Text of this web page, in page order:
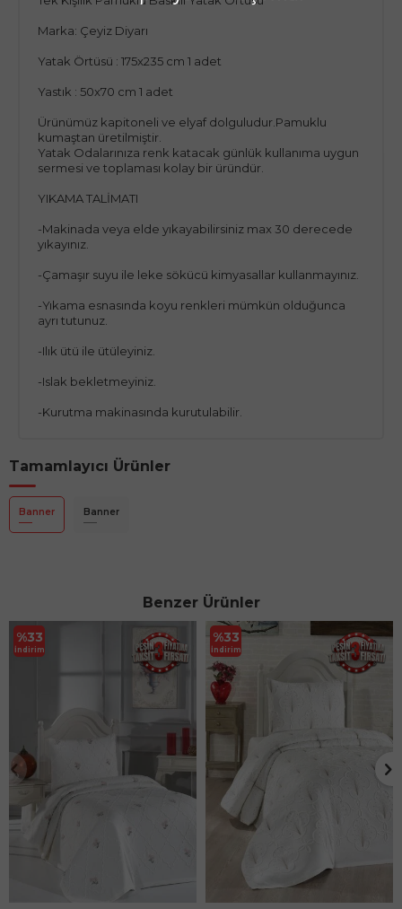
Marka: Çeyiz Diyarı
Yatak Örtüsü : 175x235 cm 1 adet
Yastık : 50x70 cm 1 adet
Ürünümüz kapitoneli ve elyaf dolguludur.Pamuklu
kumaştan üretilmiştir.
Yatak Odalarınıza renk katacak günlük kullanıma uygun
sermesi ve toplaması kolay bir üründür.
YIKAMA TALİMATI
-Makinada veya elde yıkayabilirsiniz max 30 derecede
yıkayınız.
-Çamaşır suyu ile leke sökücü kimyasallar kullanmayınız.
-Yıkama esnasında koyu renkleri mümkün olduğunca
ayrı tutunuz.
-Ilık ütü ile ütüleyiniz.
-Islak bekletmeyiniz.
-Kurutma makinasında kurutulabilir.
Tamamlayıcı Ürünler
Banner Banner
Benzer Ürünler
%33
İndirim
%33
İndirim